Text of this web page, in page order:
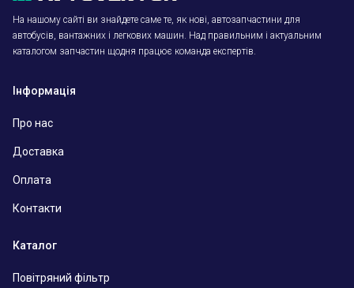
На нашому сайті ви знайдете саме те, як нові, автозапчастини для
автобусів, вантажних і легкових машин. Над правильним і актуальним
каталогом запчастин щодня працює команда експертів.
Інформація
Про нас
Доставка
Оплата
Контакти
Каталог
Повітряний фільтр